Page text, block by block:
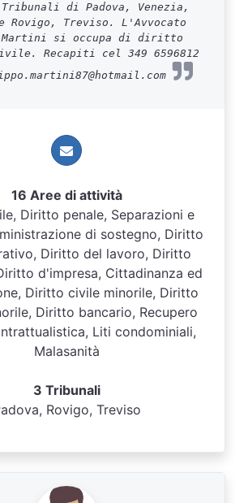
di Padova, Venezia,
Rovigo, Treviso. L'Avvocato
si occupa di diritto
Recapiti cel 349 6596812
16 Aree di attività
Diritto penale, Separazioni e
di sostegno, Diritto
Diritto del lavoro, Diritto
d'impresa, Cittadinanza ed
Diritto civile minorile, Diritto
Diritto bancario, Recupero
Liti condominiali,
Malasanità
3 Tribunali
Rovigo, Treviso